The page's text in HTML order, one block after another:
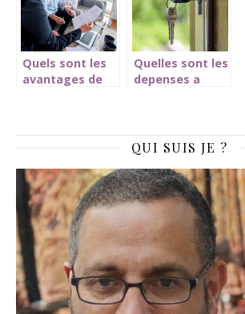
Quels sont les
avantages de
Quelles sont les
depenses a
QUI SUIS JE ?